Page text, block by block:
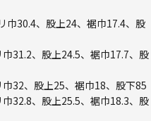
巾30.4、股上24、裾巾17.4、股
31.2、股上24.5、裾巾17.7、股
32、股上25、裾巾18、股下85
32.8、股上25.5、裾巾18.3、股